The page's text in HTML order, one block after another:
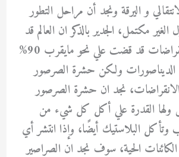
و اليرقة ونجد أن مراحل التطور
مكتمل، الجدير بالذكر ان العالم قد
تعرض الي عدة انقراضات قد قضت علي نحو مايقرب 90%
الديناصورات ولكن حشرة الصرصور
نجد ان حشرة الصرصور
ولها القدرة علي أكل كل شيء من
البلاستيك أيضًا، وإذا انتشر أي
الحية، سوف نجد ان الصراصير